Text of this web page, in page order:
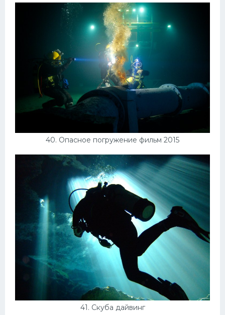
40. Опасное погружение фильм 2015
41. Скуба дайвинг